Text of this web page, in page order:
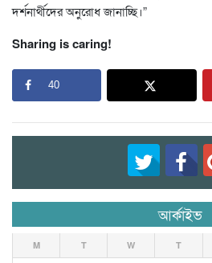
দর্শনার্থীদের অনুরোধ জানাচ্ছি।”
Sharing is caring!
40
আর্কাইভ
M T W T